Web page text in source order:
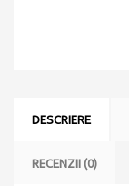
/
Black
DESCRIERE
RECENZII (0)